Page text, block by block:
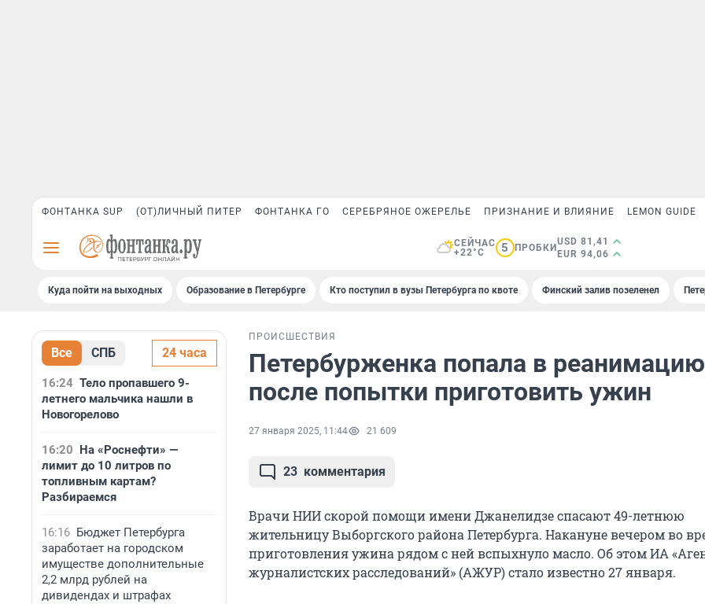
ФОНТАНКА SUP (ОТ)ЛИЧНЫЙ ПИТЕР ФОНТАНКА ГО СЕРЕБРЯНОЕ ОЖЕРЕЛЬЕ ПРИЗНАНИЕ И ВЛИЯНИЕ LEMON GUIDE
СЕЙЧАС
+22°C
5 ПРОБКИ
USD 81,41
EUR 94,06
Куда пойти на выходных Образование в Петербурге Кто поступил в вузы Петербурга по квоте Финский залив позеленел
Все СПБ 24 часа
16:24 Тело пропавшего 9-
летнего мальчика нашли в
Новогорелово
16:20 На «Роснефти» —
лимит до 10 литров по
топливным картам?
Разбираемся
16:16 Бюджет Петербурга
заработает на городском
имуществе дополнительные
2,2 млрд рублей на
дивидендах и штрафах
ПРОИСШЕСТВИЯ
Петербурженка попала в реанимацию
после попытки приготовить ужин
27 января 2025, 11:44 21 609
23 комментария
Врачи НИИ скорой помощи имени Джанелидзе спасают 49-летнюю
жительницу Выборгского района Петербурга. Накануне вечером во
приготовления ужина рядом с ней вспыхнуло масло. Об этом ИА
журналистских расследований» (АЖУР) стало известно 27 января.